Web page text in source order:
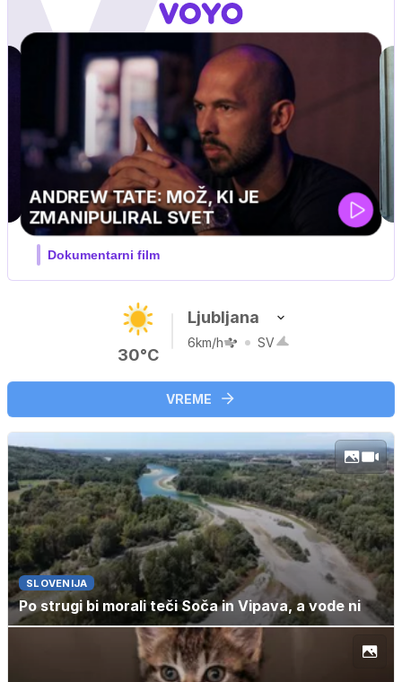
30°C
Ljubljana
6km/h SV
VREME
SLOVENIJA
Po strugi bi morali teči Soča in Vipava, a vode ni